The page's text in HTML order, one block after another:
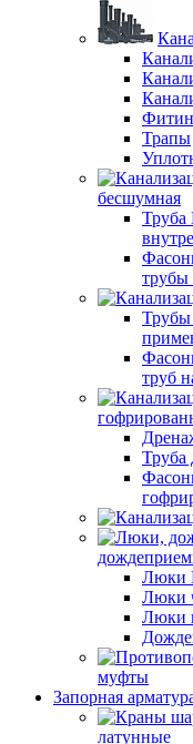
Трапы
бесшумная
трубы
Трубы
труб
Труба
Люки
Люки
Люки
муфты
Запорная
латунные